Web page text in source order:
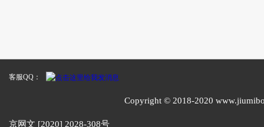
客服QQ：
Copyright © 2018-2020
京网文 [2020] 2028-308号